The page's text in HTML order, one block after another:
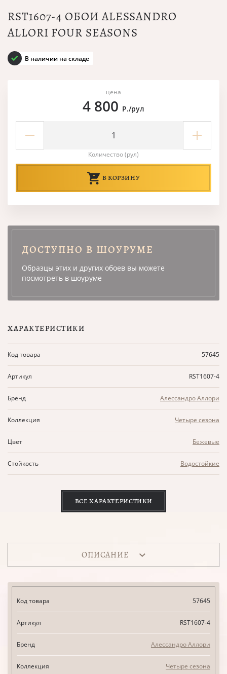
RST1607-4 ОБОИ ALESSANDRO
ALLORI FOUR SEASONS
В наличии на складе
цена
4 800 Р./рул
Количество (рул)
В КОРЗИНУ
ДОСТУПНО В ШОУРУМЕ
Образцы этих и других обоев вы можете
посмотреть в шоуруме
ХАРАКТЕРИСТИКИ
Код товара 57645
Артикул RST1607-4
Бренд Алессандро Аллори
Коллекция Четыре сезона
Цвет Бежевые
Стойкость Водостойкие
ВСЕ ХАРАКТЕРИСТИКИ
ОПИСАНИЕ
Код товара 57645
Артикул RST1607-4
Бренд Алессандро Аллори
Коллекция Четыре сезона